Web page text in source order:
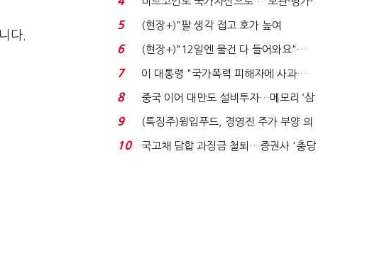
다.
처분' 기준은 ...
5
(현장+)"팔 생각 접고 호가 높여
요"…'덜 똘똘한 한 채' 20...
6
(현장+)"12일엔 물건 다 들어와요"…
빈 매대 채우며 문 연 ...
7
이 대통령 "국가폭력 피해자에 사과…
적극적 조사로 진...
8
중국 이어 대만도 설비투자…메모리 ‘삼
국전쟁’
9
(특징주)윙입푸드, 경영진 주가 부양 의
지에 상한가...
10
국고채 담합 과징금 철퇴…증권사 '충당